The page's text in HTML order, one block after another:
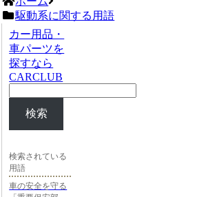
駆動系に関する用語
カー用品・
車パーツを
探すなら
CARCLUB
検索
検索されている
用語
車の安全を守る